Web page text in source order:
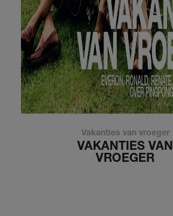
Vakanties van vroeger
VAKANTIES VAN
VROEGER